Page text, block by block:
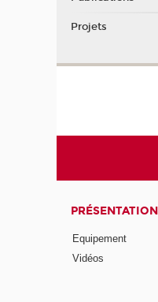
Projets
PRÉSENTATION
Equipement
Vidéos